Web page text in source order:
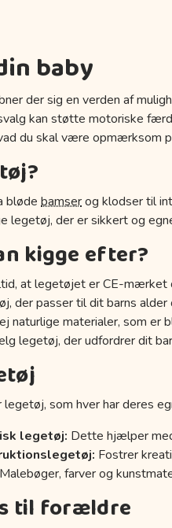
baby
der sig en verden af
kan støtte motoriske
du skal være opmærksom
bløde bamserog klodser til
legetøj, der er sikkert og
kigge efter?
at legetøjet er CE-mærket
der passer til dit barns alder
naturlige materialer, som er
legetøj, der udfordrer dit
som hver har deres
legetøj: Dette hjælper
Fostrer
Malebøger, farver og
til forældre